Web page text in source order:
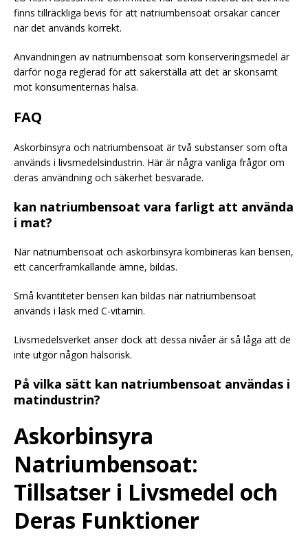
finns tillräckliga bevis för att natriumbensoat orsakar cancer
när det används korrekt.
Användningen av natriumbensoat som konserveringsmedel är
därför noga reglerad för att säkerställa att det är skonsamt
mot konsumenternas hälsa.
FAQ
Askorbinsyra och natriumbensoat är två substanser som ofta
används i livsmedelsindustrin. Här är några vanliga frågor om
deras användning och säkerhet besvarade.
kan natriumbensoat vara farligt att använda
i mat?
När natriumbensoat och askorbinsyra kombineras kan bensen,
ett cancerframkallande ämne, bildas.
Små kvantiteter bensen kan bildas när natriumbensoat
används i läsk med C-vitamin.
Livsmedelsverket anser dock att dessa nivåer är så låga att de
inte utgör någon hälsorisk.
På vilka sätt kan natriumbensoat användas i
matindustrin?
Askorbinsyra
Natriumbensoat:
Tillsatser i Livsmedel och
Deras Funktioner